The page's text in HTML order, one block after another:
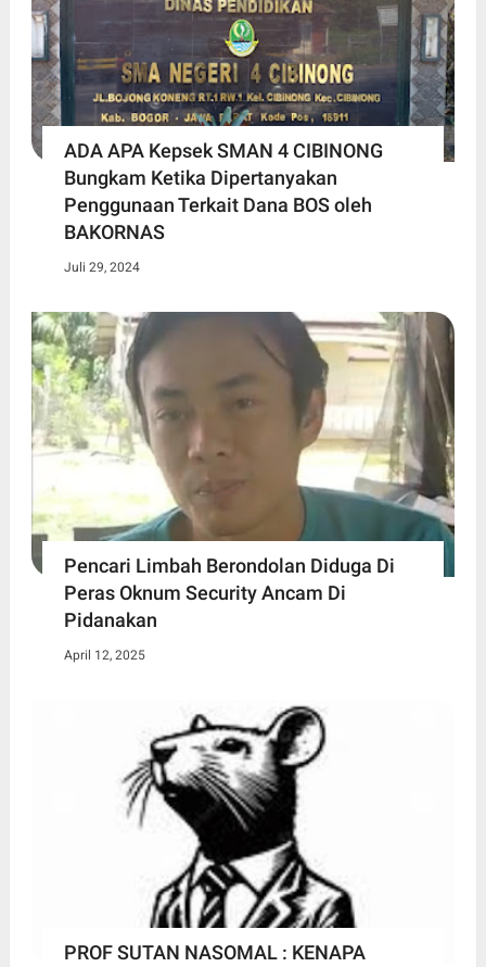
ADA APA Kepsek SMAN 4 CIBINONG
Bungkam Ketika Dipertanyakan
Penggunaan Terkait Dana BOS oleh
BAKORNAS
Juli 29, 2024
Pencari Limbah Berondolan Diduga Di
Peras Oknum Security Ancam Di
Pidanakan
April 12, 2025
PROF SUTAN NASOMAL : KENAPA